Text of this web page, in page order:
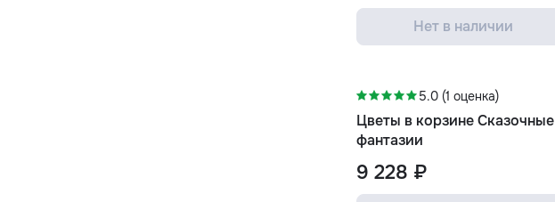
Нет в наличии
5.0 (1 оценка)
Цветы в корзине Сказочные
фантазии
9 228 ₽